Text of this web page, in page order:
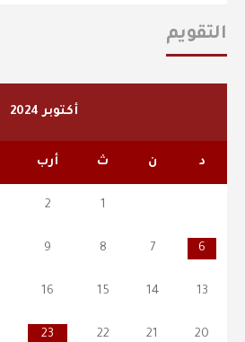
التقويم
أكتوبر 2024
د ن ث أرب
1
2
6
7
8
9
13
14
15
16
20
21
22
23